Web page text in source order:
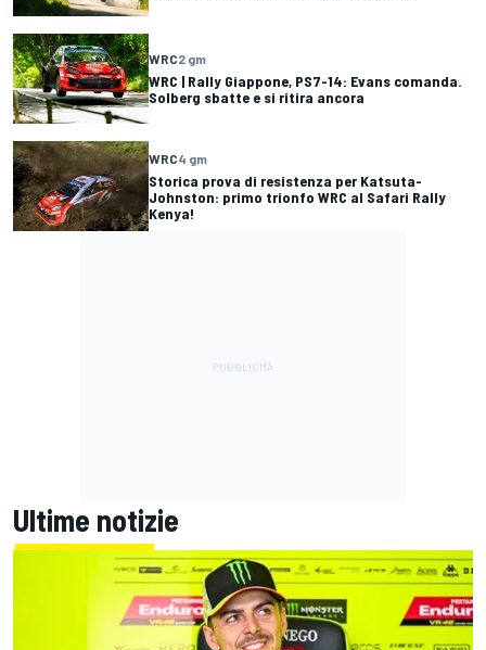
WRC2 gm
WRC | Rally Giappone, PS7-14: Evans comanda.
Solberg sbatte e si ritira ancora
WRC4 gm
Storica prova di resistenza per Katsuta-
Johnston: primo trionfo WRC al Safari Rally
Kenya!
Ultime notizie